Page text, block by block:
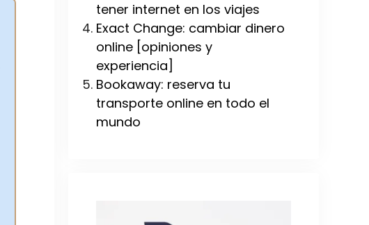
tener internet en los viajes
Exact Change: cambiar dinero
online [opiniones y
experiencia]
Bookaway: reserva tu
transporte online en todo el
mundo